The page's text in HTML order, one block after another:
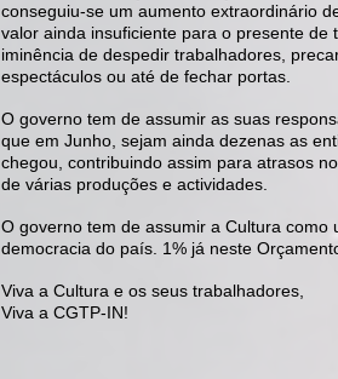
conseguiu-se um aumento extraordinário
valor ainda insuficiente para o presente
iminência de despedir trabalhadores,
espectáculos ou até de fechar portas.
O governo tem de assumir as suas
que em Junho, sejam ainda dezenas as
chegou, contribuindo assim para atrasos
de várias produções e actividades.
O governo tem de assumir a Cultura como
democracia do país. 1% já neste
Viva a Cultura e os seus trabalhadores,
Viva a CGTP-IN!